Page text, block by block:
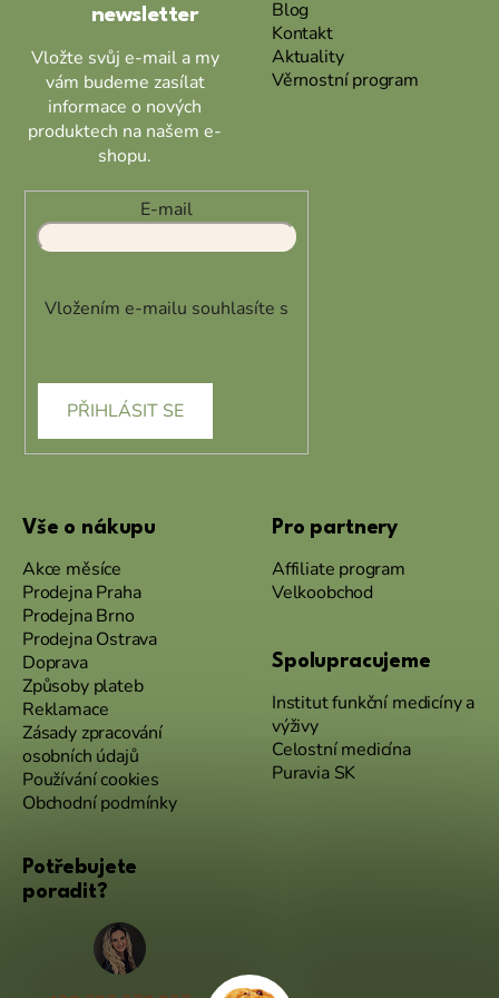
newsletter
Vložte svůj e-mail a my
vám budeme zasílat
informace o nových
produktech na našem e-
shopu.
E-mail
Vložením e-mailu souhlasíte s
PŘIHLÁSIT SE
Blog
Kontakt
Aktuality
Věrnostní program
Vše o nákupu
Akce měsíce
Prodejna Praha
Prodejna Brno
Prodejna Ostrava
Doprava
Způsoby plateb
Reklamace
Zásady zpracování
osobních údajů
Používání cookies
Obchodní podmínky
Pro partnery
Affiliate program
Velkoobchod
Spolupracujeme
Institut funkční medicíny a
výživy
Celostní medicína
Puravia SK
Potřebujete
poradit?